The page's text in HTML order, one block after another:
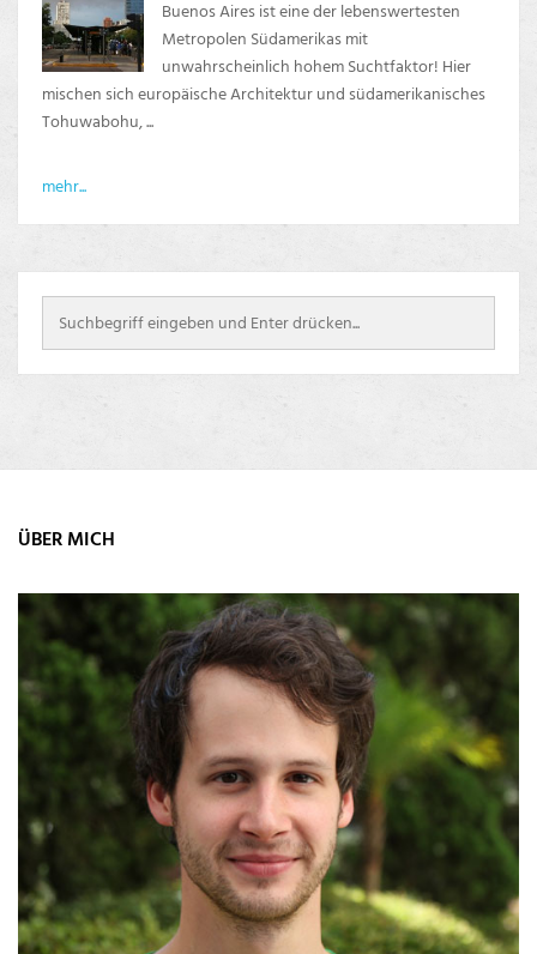
Buenos Aires ist eine der lebenswertesten
Metropolen Südamerikas mit
unwahrscheinlich hohem Suchtfaktor! Hier
mischen sich europäische Architektur und südamerikanisches
Tohuwabohu, ...
mehr...
ÜBER MICH